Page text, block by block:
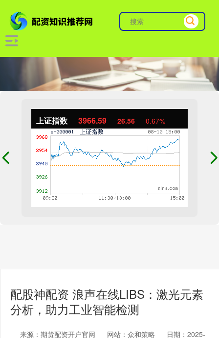
上证指数 3966.59 26.56 0.67%
配股神配资 浪声在线LIBS：激光元素
分析，助力工业智能检测
来源：期货配资开户官网 网站：众和策略
日期：2025-